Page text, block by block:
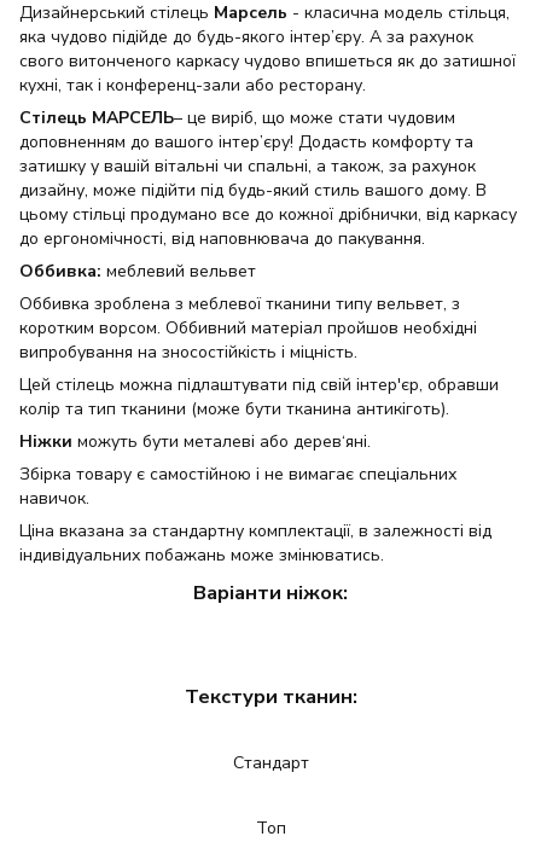
Дизайнерський стілець Марсель - класична модель стільця,
яка чудово підійде до будь-якого інтер’єру. А за рахунок
свого витонченого каркасу чудово впишеться як до затишної
кухні, так і конференц-зали або ресторану.
Стілець МАРСЕЛЬ– це виріб, що може стати чудовим
доповненням до вашого інтер’єру! Додасть комфорту та
затишку у вашій вітальні чи спальні, а також, за рахунок
дизайну, може підійти під будь-який стиль вашого дому. В
цьому стільці продумано все до кожної дрібнички, від каркасу
до ергономічності, від наповнювача до пакування.
Оббивка: меблевий вельвет
Оббивка зроблена з меблевої тканини типу вельвет, з
коротким ворсом. Оббивний матеріал пройшов необхідні
випробування на зносостійкість і міцність.
Цей стілець можна підлаштувати під свій інтер'єр, обравши
колір та тип тканини (може бути тканина антикіготь).
Ніжки можуть бути металеві або дерев‘яні.
Збірка товару є самостійною і не вимагає спеціальних
навичок.
Ціна вказана за стандартну комплектації, в залежності від
індивідуальних побажань може змінюватись.
Варіанти ніжок:
Текстури тканин:
Стандарт
Топ